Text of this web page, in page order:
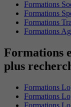
Formations
Formations
Formations
Formations
Formations
plus
Formations
Formations
Formations